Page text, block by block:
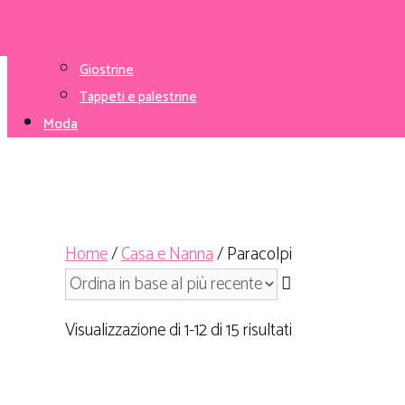
Giostrine
Tappeti e palestrine
Moda
Home/Casa e Nanna/ Paracolpi
Visualizzazione di 1-12 di 15 risultati